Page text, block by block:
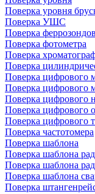
Поверка уровня
Поверка УШС
Поверка
Поверка фотометра
Поверка
Поверка
Поверка цифрового
Поверка цифрового
Поверка цифрового
Поверка цифрового
Поверка цифрового
Поверка частотомера
Поверка шаблона
Поверка шаблона
Поверка шаблона
Поверка шаблона
Поверка